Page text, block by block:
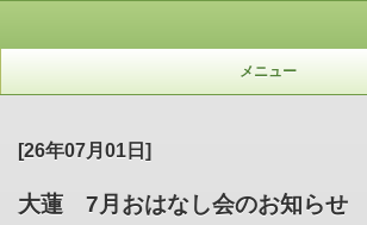
メニュー
[26年07月01日]
大蓮 7月おはなし会のお知らせ